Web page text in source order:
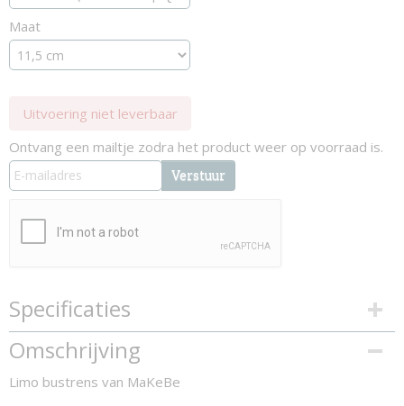
Maat
Uitvoering niet leverbaar
Ontvang een mailtje zodra het product weer op voorraad is.
Verstuur
Specificaties
Productcode
95-3579
Omschrijving
Limo bustrens van MaKeBe